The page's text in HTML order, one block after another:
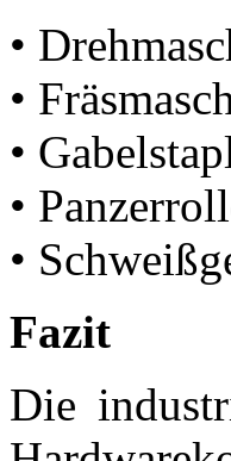
•
•
•
•
•
Fazit
Die